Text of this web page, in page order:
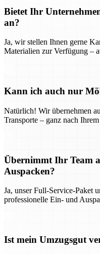
Bietet Ihr
an?
Ja, wir stellen Ihnen gerne
Materialien zur Verfügung –
Kann ich auch nur
Natürlich! Wir übernehmen
Transporte – ganz nach
Übernimmt Ihr Team
Auspacken?
Ja, unser Full-Service-Paket
professionelle Ein- und
Ist mein Umzugsgut